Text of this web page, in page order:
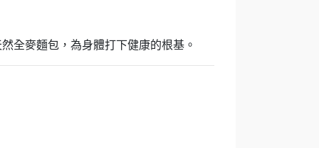
全麥麵包，為身體打下健康的根基。